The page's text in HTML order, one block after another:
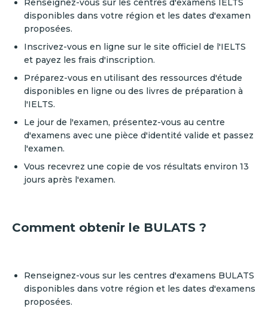
Renseignez-vous sur les centres d'examens IELTS
disponibles dans votre région et les dates d'examen
proposées.
Inscrivez-vous en ligne sur le site officiel de l'IELTS
et payez les frais d'inscription.
Préparez-vous en utilisant des ressources d'étude
disponibles en ligne ou des livres de préparation à
l'IELTS.
Le jour de l'examen, présentez-vous au centre
d'examens avec une pièce d'identité valide et passez
l'examen.
Vous recevrez une copie de vos résultats environ 13
jours après l'examen.
Comment obtenir le BULATS ?
Renseignez-vous sur les centres d'examens BULATS
disponibles dans votre région et les dates d'examens
proposées.